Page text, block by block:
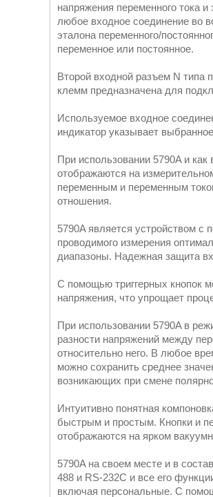
напряжения переменного тока
любое входное соединение во
эталона переменного/
переменное или постоянное.
Второй входной разъем N типа
клемм предназначена для
Используемое входное
индикатор указывает
При использовании 5790A и как
отображаются на
переменным и переменным
отношения.
5790A является устройством
проводимого измерения
диапазоны. Надежная защита
С помощью триггерных кнопок
напряжения, что упрощает
При использовании 5790A в
разности напряжений между
относительно него. В любое
можно сохранить среднее
возникающих при смене
Интуитивно понятная
быстрым и простым. Кнопки и
отображаются на ярком
5790A на своем месте и в
488 и RS-232C и все его
включая персональные. С